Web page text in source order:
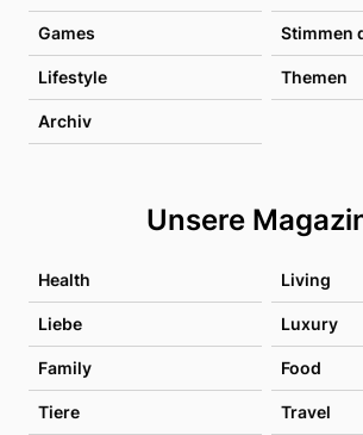
Games Stimmen
Lifestyle Themen
Archiv
Unsere
Health Living
Liebe Luxury
Family Food
Tiere Travel